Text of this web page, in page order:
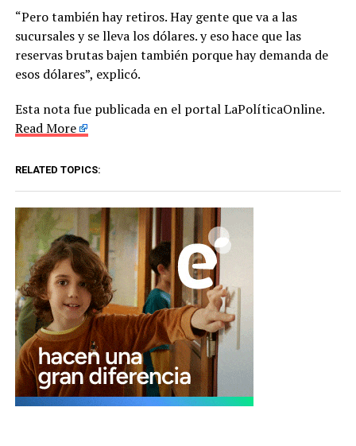
“Pero también hay retiros. Hay gente que va a las
sucursales y se lleva los dólares. y eso hace que las
reservas brutas bajen también porque hay demanda de
esos dólares”, explicó.
Esta nota fue publicada en el portal LaPolíticaOnline.
Read More
RELATED TOPICS: